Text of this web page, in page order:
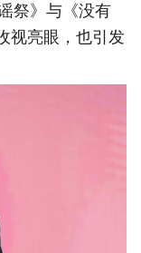
祭》与《没有
视亮眼，也引发